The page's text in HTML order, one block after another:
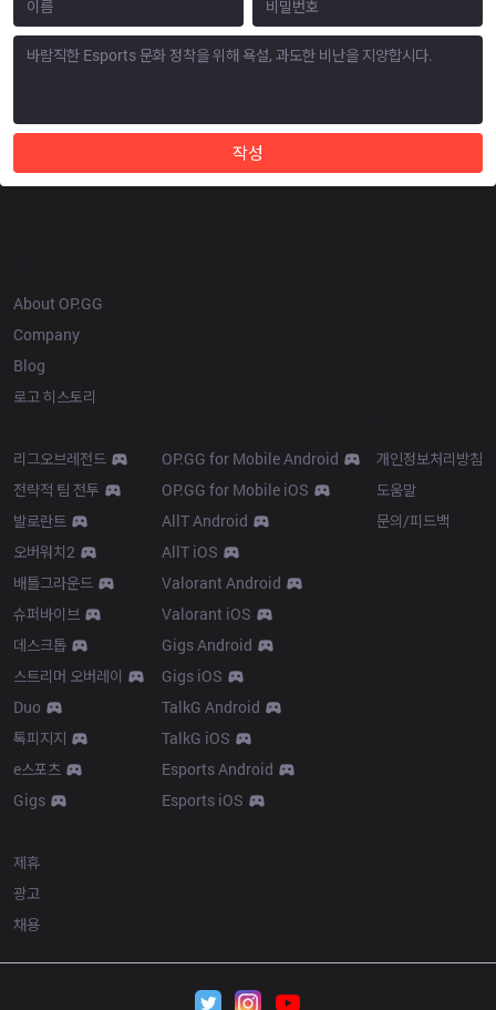
작성
About OP.GG
Company
Blog
로고 히스토리
리그오브레전드
전략적 팀 전투
발로란트
오버워치2
배틀그라운드
슈퍼바이브
데스크톱
스트리머 오버레이
Duo
톡피지지
e스포츠
Gigs
OP.GG for Mobile Android
OP.GG for Mobile iOS
AllT Android
AllT iOS
Valorant Android
Valorant iOS
Gigs Android
Gigs iOS
TalkG Android
TalkG iOS
Esports Android
Esports iOS
개인정보처리방침
도움말
문의/피드백
제휴
광고
채용